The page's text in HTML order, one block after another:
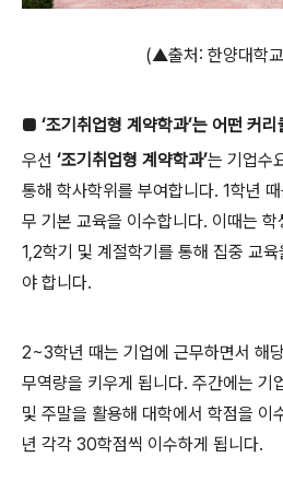
(▲출처: 한양대학
■ ‘조기취업형 계약학과’는 어떤 커
우선 ‘조기취업형 계약학과’는 기업수
통해 학사학위를 부여합니다. 1학년
무 기본 교육을 이수합니다. 이때는
1,2학기 및 계절학기를 통해 집중 교
야 합니다.
2~3학년 때는 기업에 근무하면서 해
무역량을 키우게 됩니다. 주간에는 기
및 주말을 활용해 대학에서 학점을 이
년 각각 30학점씩 이수하게 됩니다.